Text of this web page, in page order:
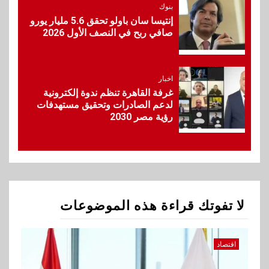
جهازًا مثاليًا للشباب
10
خطط نمو «بلد» لتعزيز حضورها
في سوق تحويلات المصريين
بالخارج
1
وزيرا التخطيط والبترول يبحثان
اقتصاد
المخاوف بشأن مستقبل الملاحة
بنوك
إنتيسا سان باولو تحقق 5.6 مليار يورو
صافي ربح في النصف الأول 2026
اخبار
غرفة القاهرة تنظم ندوة إلكترونية
لدعم الصادرات وتحقيق مستهدفات
رؤية مصر 2030
لا تفوتك قراءة هذه الموضوعات
اقتصاد